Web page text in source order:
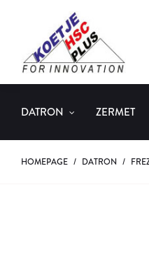
DATRON ZERMET
HOMEPAGE / DATRON /